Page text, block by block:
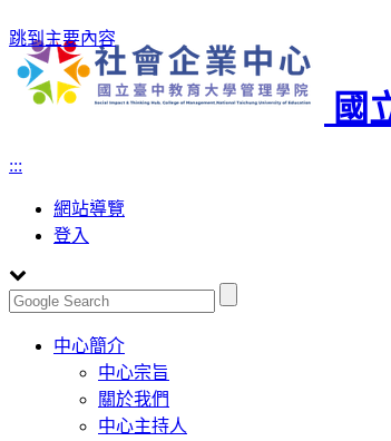
跳到主要內容
國
:::
網站導覽
登入
Toggle
navigation
中心簡介
中心宗旨
關於我們
中心主持人